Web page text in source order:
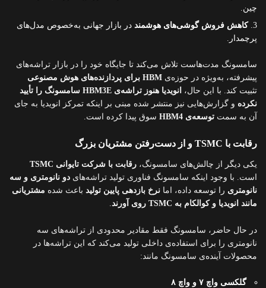
چین.
کاهش فروش گوشی‌های هوشمند در بازار جهانی به‌خصوص مدل‌های
پرچمدار.
سامسونگ مدت‌هاست تلاش می‌کند تا جایگاه خود را در بازار تراشه‌های
پیشرفته، به‌ویژه در حوزه‌ی HBM برای پردازنده‌های هوش مصنوعی
تثبیت کند. با این حال،
انویدیا هنوز تراشه‌ی HBM3E سامسونگ را تأیید
نکرده و گزارش‌هایی نیز منتشر شده مبنی بر اینکه تمرکز انویدیا به جای
آن به سمت توسعه‌ی HBM4 سوق پیدا کرده است.
رقابت با TSMC و از دست‌رفتن مشتریان بزرگ
یکی دیگر از چالش‌های سامسونگ، رقابت با شرکت تایوانی TSMC
است. با وجود اینکه سامسونگ فناوری تولید تراشه‌های دو نانومتری و سه
نانومتری را توسعه داده، اما نرخ بازدهی پایین تولید باعث شده مشتریانی
مانند انویدیا و کوالکام به TSMC روی آورند
.
در حال حاضر، سامسونگ فقط مقادیر محدودی از تراشه‌های سه
نانومتری را برای استفاده‌ی داخلی تولید می‌کند که این تراشه‌ها در
محصولات آینده‌ی سامسونگ مانند:
گلکسی واچ ۷ و واچ ۸